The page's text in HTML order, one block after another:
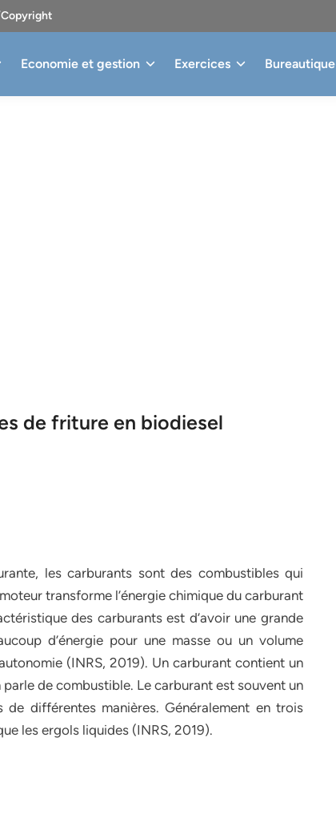
Economie et gestion Exercices Bureautique
de friture en biodiesel
les carburants sont des combustibles qui
transforme l’énergie chimique du carburant
des carburants est d’avoir une grande
d’énergie pour une masse ou un volume
(INRS, 2019). Un carburant contient un
de combustible. Le carburant est souvent un
différentes manières. Généralement en trois
les ergols liquides (INRS, 2019).